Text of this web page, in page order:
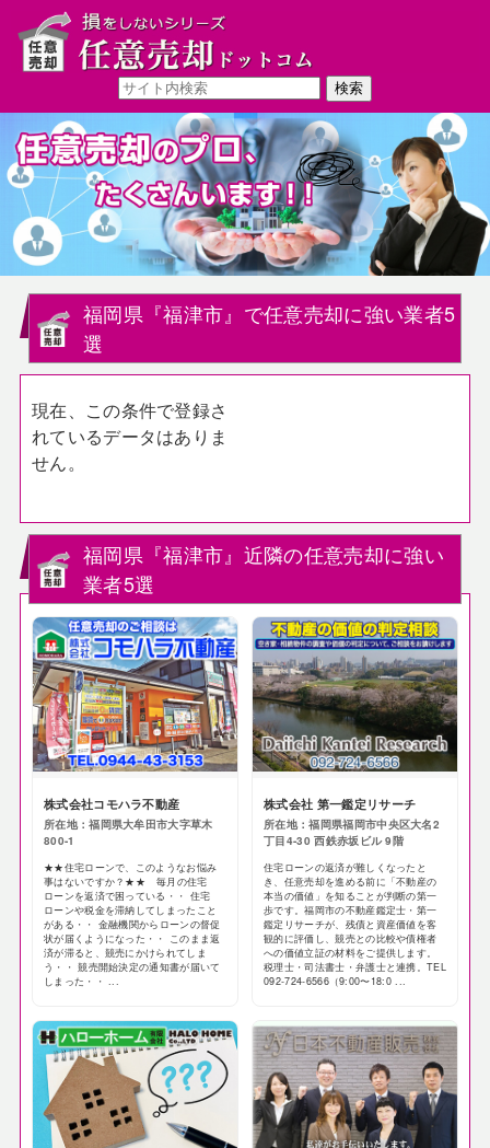
福岡県『福津市』で任意売却に強い業者5
選
現在、この条件で登録さ
れているデータはありま
せん。
福岡県『福津市』近隣の任意売却に強い
業者5選
株式会社コモハラ不動産
所在地：福岡県大牟田市大字草木
800-1
★★住宅ローンで、このようなお悩み
事はないですか？★★ 毎月の住宅
ローンを返済で困っている・・ 住宅
ローンや税金を滞納してしまったこと
がある・・ 金融機関からローンの督促
状が届くようになった・・ このまま返
済が滞ると、競売にかけられてしま
う・・ 競売開始決定の通知書が届いて
しまった・・ ...
株式会社 第一鑑定リサーチ
所在地：福岡県福岡市中央区大名2
丁目4-30 西鉄赤坂ビル 9階
住宅ローンの返済が難しくなったと
き、任意売却を進める前に「不動産の
本当の価値」を知ることが判断の第一
歩です。福岡市の不動産鑑定士・第一
鑑定リサーチが、残債と資産価値を客
観的に評価し、競売との比較や債権者
への価値立証の材料をご提供します。
税理士・司法書士・弁護士と連携。TEL
092-724-6566（9:00〜18:0 ...